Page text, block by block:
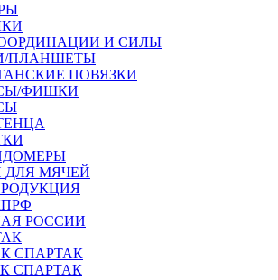
И СИЛЫ
ПЛАНШЕТЫ
ПОВЯЗКИ
ФИШКИ
ДЛЯ МЯЧЕЙ
РОССИИ
СПАРТАК
СПАРТАК